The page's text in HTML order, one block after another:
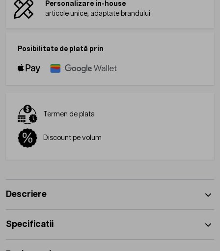
Personalizare in-house
articole unice, adaptate brandului
Posibilitate de plată prin
Termen de plata
Discount pe volum
Descriere
Specificatii